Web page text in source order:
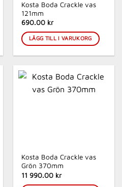
Kosta Boda Crackle vas
121mm
690.00 kr
LÄGG TILL I VARUKORG
Kosta Boda Crackle vas
Grön 370mm
11 990.00 kr